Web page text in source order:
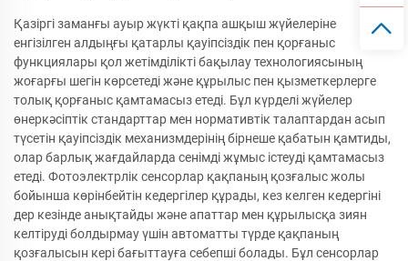
Қазіргі заманғы ауыр жүкті қақпа ашқыш жүйелеріне
енгізілген алдыңғы қатарлы қауіпсіздік пен қорғаныс
функциялары қол жетімділікті бақылау технологиясының
жоғарғы шегін көрсетеді және құрылыс пен қызметкерлерге
толық қорғаныс қамтамасыз етеді. Бұл күрделі жүйелер
өнеркәсіптік стандарттар мен нормативтік талаптардан асып
түсетін қауіпсіздік механизмдерінің бірнеше қабатын қамтиды,
олар барлық жағдайларда сенімді жұмыс істеуді қамтамасыз
етеді. Фотоэлектрлік сенсорлар қақпаның қозғалыс жолы
бойынша көрінбейтін кедергілер құрады, кез келген кедергіні
дер кезінде анықтайды және апаттар мен құрылысқа зиян
келтіруді болдырмау үшін автоматты түрде қақпаның
қозғалысын кері бағыттауға себепші болады. Бұл сенсорлар